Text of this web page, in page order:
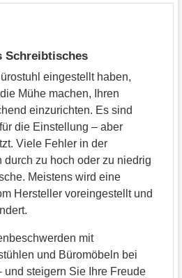
Schreibtisches
eingestellt haben,
Mühe machen, Ihren
einzurichten. Es sind
die Einstellung – aber
Viele Fehler in der
durch zu hoch oder zu niedrig
Meistens wird eine
Hersteller voreingestellt und
mit
und Büromöbeln bei
und steigern Sie Ihre Freude